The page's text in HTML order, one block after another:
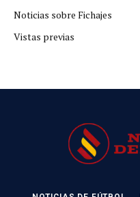
Noticias sobre Fichajes
Vistas previas